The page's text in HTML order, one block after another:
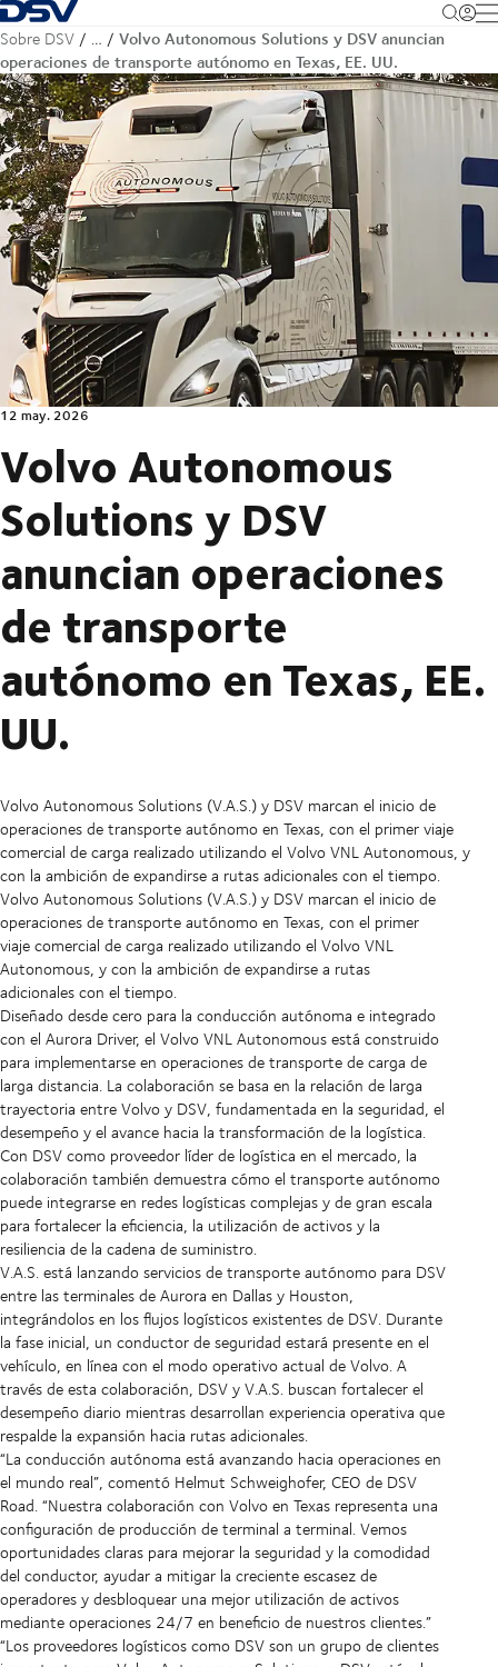
Volver a la página principal
Sobre DSV …
Volvo Autonomous Solutions y DSV anuncian
operaciones de transporte autónomo en Texas, EE. UU.
12 may. 2026
Volvo Autonomous
Solutions y DSV
anuncian operaciones
de transporte
autónomo en Texas, EE.
UU.
Volvo Autonomous Solutions (V.A.S.) y DSV marcan el inicio de
operaciones de transporte autónomo en Texas, con el primer viaje
comercial de carga realizado utilizando el Volvo VNL Autonomous, y
con la ambición de expandirse a rutas adicionales con el tiempo.
Volvo Autonomous Solutions (V.A.S.) y DSV marcan el inicio de
operaciones de transporte autónomo en Texas, con el primer
viaje comercial de carga realizado utilizando el Volvo VNL
Autonomous, y con la ambición de expandirse a rutas
adicionales con el tiempo.
Diseñado desde cero para la conducción autónoma e integrado
con el Aurora Driver, el Volvo VNL Autonomous está construido
para implementarse en operaciones de transporte de carga de
larga distancia. La colaboración se basa en la relación de larga
trayectoria entre Volvo y DSV, fundamentada en la seguridad, el
desempeño y el avance hacia la transformación de la logística.
Con DSV como proveedor líder de logística en el mercado, la
colaboración también demuestra cómo el transporte autónomo
puede integrarse en redes logísticas complejas y de gran escala
para fortalecer la eficiencia, la utilización de activos y la
resiliencia de la cadena de suministro.
V.A.S. está lanzando servicios de transporte autónomo para DSV
entre las terminales de Aurora en Dallas y Houston,
integrándolos en los flujos logísticos existentes de DSV. Durante
la fase inicial, un conductor de seguridad estará presente en el
vehículo, en línea con el modo operativo actual de Volvo. A
través de esta colaboración, DSV y V.A.S. buscan fortalecer el
desempeño diario mientras desarrollan experiencia operativa que
respalde la expansión hacia rutas adicionales.
“La conducción autónoma está avanzando hacia operaciones en
el mundo real”, comentó Helmut Schweighofer, CEO de DSV
Road. “Nuestra colaboración con Volvo en Texas representa una
configuración de producción de terminal a terminal. Vemos
oportunidades claras para mejorar la seguridad y la comodidad
del conductor, ayudar a mitigar la creciente escasez de
operadores y desbloquear una mejor utilización de activos
mediante operaciones 24/7 en beneficio de nuestros clientes.”
“Los proveedores logísticos como DSV son un grupo de clientes